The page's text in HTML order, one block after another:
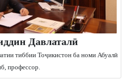
Давлаталӣ
тиббии Тоҷикистон ба номи Абуалӣ
профессор.